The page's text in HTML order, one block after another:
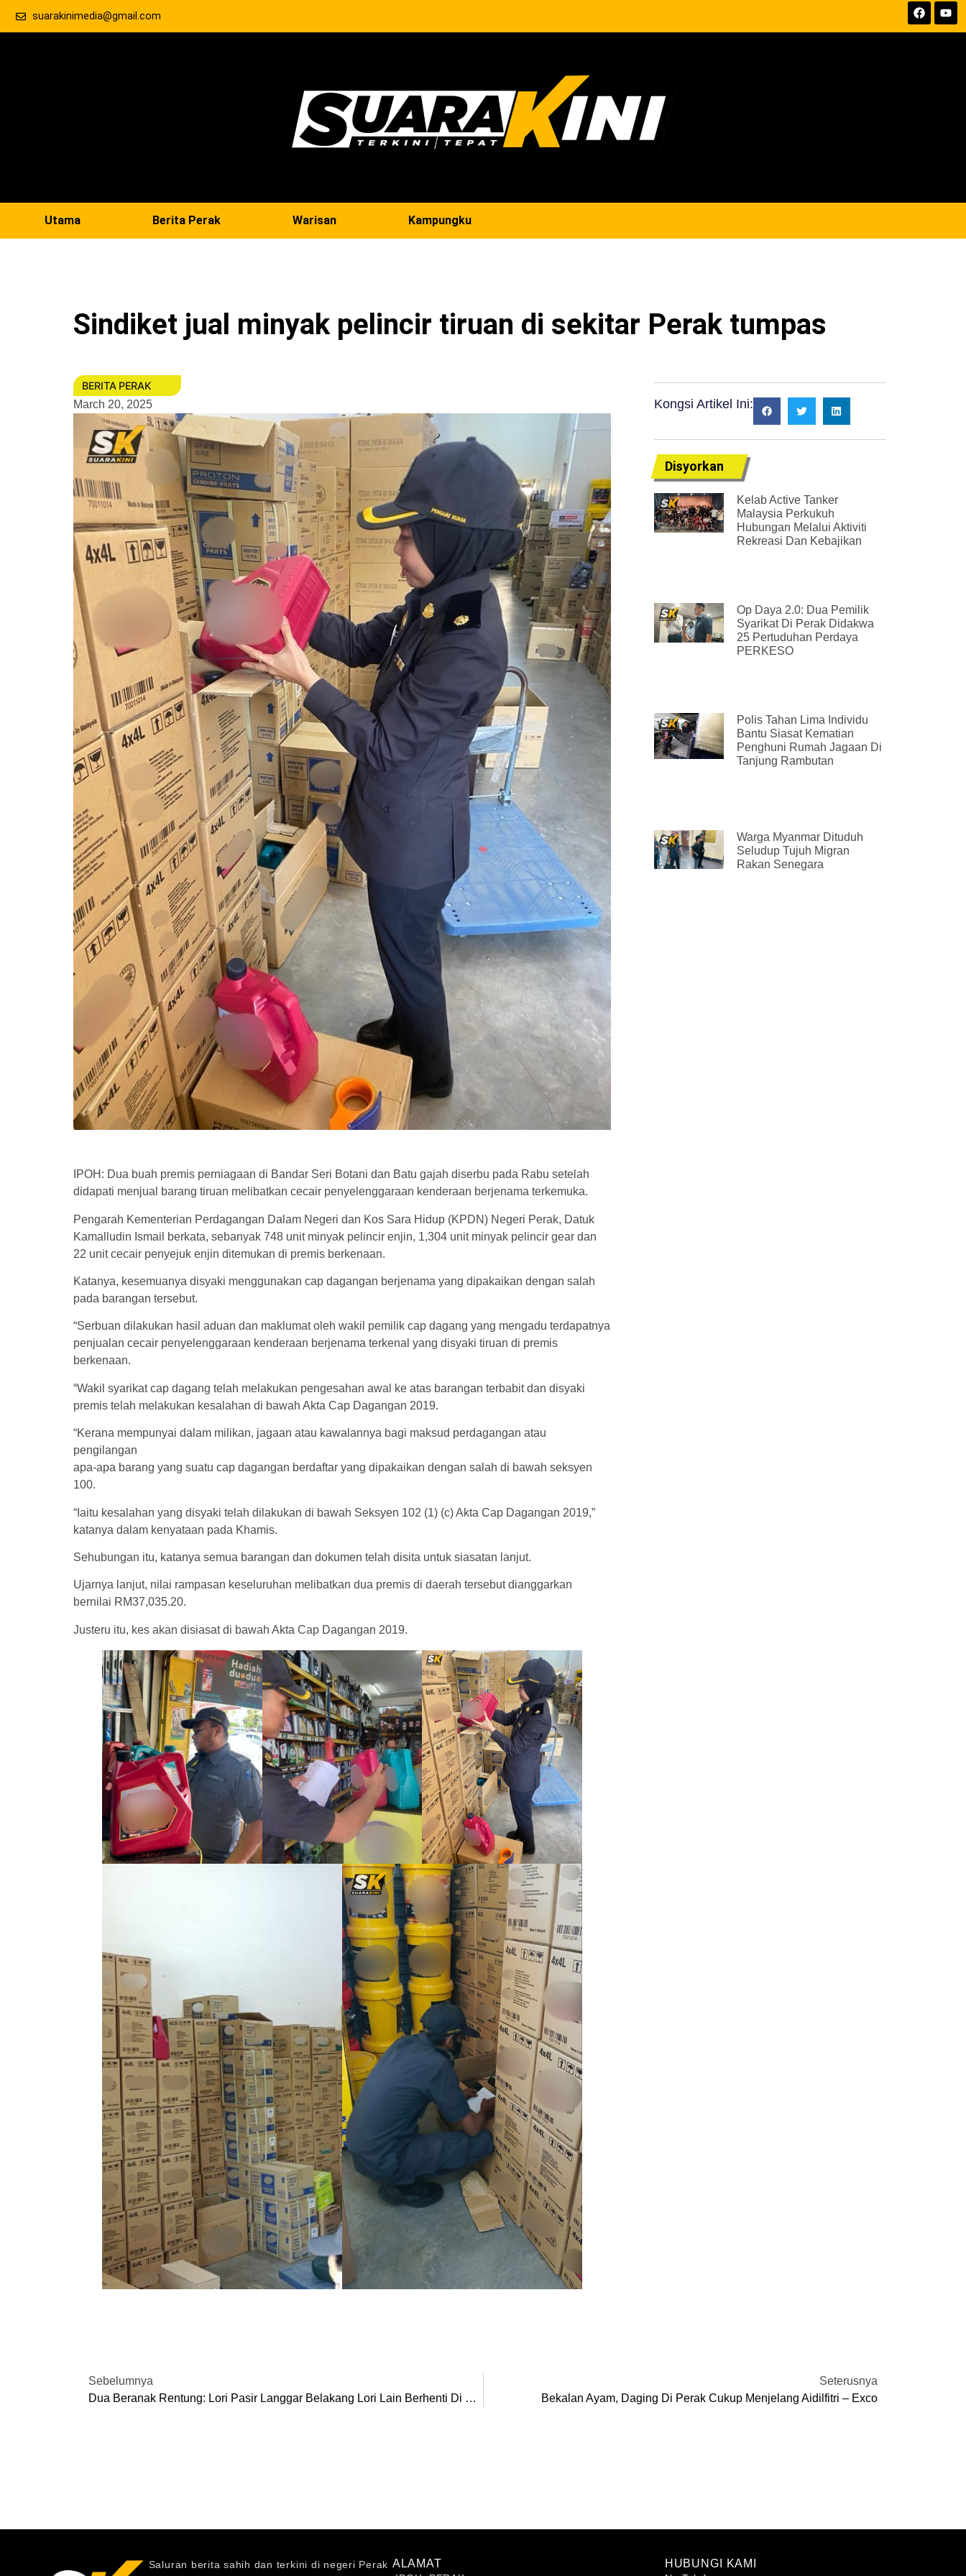
suarakinimedia@gmail.com
Utama Berita Perak Warisan Kampungku
Sindiket jual minyak pelincir tiruan di sekitar Perak tumpas
BERITA PERAK
March 20, 2025
IPOH: Dua buah premis perniagaan di Bandar Seri Botani dan Batu gajah diserbu pada Rabu setelah
didapati menjual barang tiruan melibatkan cecair penyelenggaraan kenderaan berjenama terkemuka.
Pengarah Kementerian Perdagangan Dalam Negeri dan Kos Sara Hidup (KPDN) Negeri Perak, Datuk
Kamalludin Ismail berkata, sebanyak 748 unit minyak pelincir enjin, 1,304 unit minyak pelincir gear dan
22 unit cecair penyejuk enjin ditemukan di premis berkenaan.
Katanya, kesemuanya disyaki menggunakan cap dagangan berjenama yang dipakaikan dengan salah
pada barangan tersebut.
“Serbuan dilakukan hasil aduan dan maklumat oleh wakil pemilik cap dagang yang mengadu terdapatnya
penjualan cecair penyelenggaraan kenderaan berjenama terkenal yang disyaki tiruan di premis
berkenaan.
“Wakil syarikat cap dagang telah melakukan pengesahan awal ke atas barangan terbabit dan disyaki
premis telah melakukan kesalahan di bawah Akta Cap Dagangan 2019.
“Kerana mempunyai dalam milikan, jagaan atau kawalannya bagi maksud perdagangan atau
pengilangan
apa-apa barang yang suatu cap dagangan berdaftar yang dipakaikan dengan salah di bawah seksyen
100.
“Iaitu kesalahan yang disyaki telah dilakukan di bawah Seksyen 102 (1) (c) Akta Cap Dagangan 2019,”
katanya dalam kenyataan pada Khamis.
Sehubungan itu, katanya semua barangan dan dokumen telah disita untuk siasatan lanjut.
Ujarnya lanjut, nilai rampasan keseluruhan melibatkan dua premis di daerah tersebut dianggarkan
bernilai RM37,035.20.
Justeru itu, kes akan disiasat di bawah Akta Cap Dagangan 2019.
Kongsi Artikel Ini:
Disyorkan
Kelab Active Tanker
Malaysia Perkukuh
Hubungan Melalui Aktiviti
Rekreasi Dan Kebajikan
Op Daya 2.0: Dua Pemilik
Syarikat Di Perak Didakwa
25 Pertuduhan Perdaya
PERKESO
Polis Tahan Lima Individu
Bantu Siasat Kematian
Penghuni Rumah Jagaan Di
Tanjung Rambutan
Warga Myanmar Dituduh
Seludup Tujuh Migran
Rakan Senegara
Sebelumnya
Dua Beranak Rentung: Lori Pasir Langgar Belakang Lori Lain Berhenti Di Lorong Kecemasan
Seterusnya
Bekalan Ayam, Daging Di Perak Cukup Menjelang Aidilfitri – Exco
Saluran berita sahih dan terkini di negeri Perak ALAMAT HUBUNGI KAMI